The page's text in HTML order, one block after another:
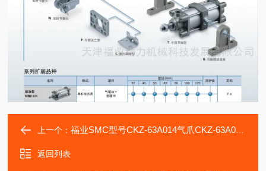
上一个：福业SMC型号CKZ-63A014气爪CKZ-63A015夹紧器
返回列表